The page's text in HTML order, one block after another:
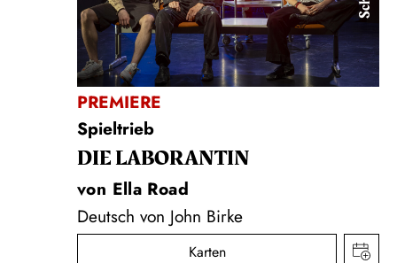
PREMIERE
Spieltrieb
DIE LA­BO­RAN­TIN
von Ella Road
Deutsch von John Birke
Karten